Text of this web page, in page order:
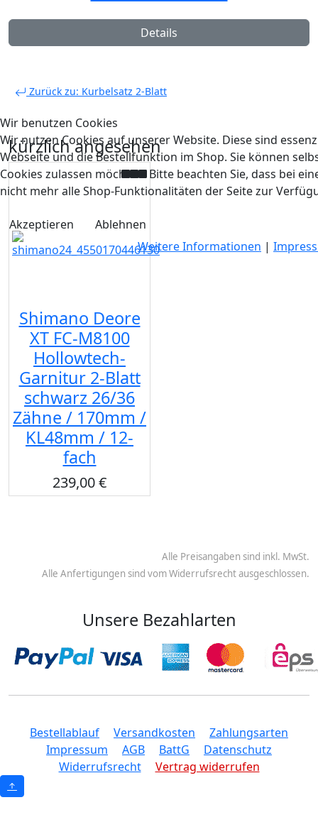
Details
Zurück zu: Kurbelsatz 2-Blatt
kürzlich angesehen
Shimano Deore
XT FC-M8100
Hollowtech-
Garnitur 2-Blatt
schwarz 26/36
Zähne / 170mm /
KL48mm / 12-
fach
239,00 €
Alle Preisangaben sind inkl. MwSt.
Alle Anfertigungen sind vom Widerrufsrecht ausgeschlossen.
Unsere Bezahlarten
Bestellablauf Versandkosten
Zahlungsarten
Impressum
AGB BattG
Datenschutz
Widerrufsrecht
Vertrag widerrufen
Wir benutzen Cookies
Wir nutzen Cookies auf unserer Website. Diese sind
Webseite und die Bestellfunktion im Shop. Sie können
Cookies zulassen möchten. Bitte beachten Sie, dass bei
nicht mehr alle Shop-Funktionalitäten der Seite zur
Akzeptieren
Ablehnen
Weitere Informationen |